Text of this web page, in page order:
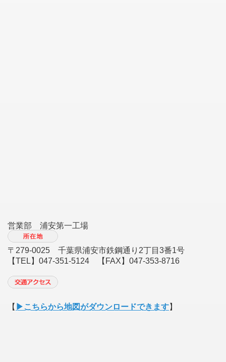
営業部 浦安第一工場
〒279-0025 千葉県浦安市鉄鋼通り2丁目3番1号
【TEL】047-351-5124 【FAX】047-353-8716
【 ▶︎こちらから地図がダウンロードできます】